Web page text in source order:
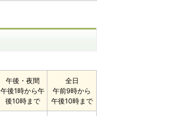
午後・夜間
午後1時から午
後10時まで
全日
午前9時から
午後10時まで